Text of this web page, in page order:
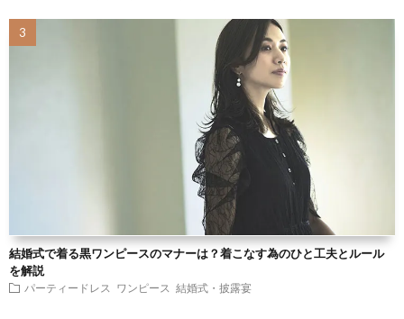
結婚式で着る黒ワンピースのマナーは？着こなす為のひと工夫とルール
を解説
パーティードレス ワンピース 結婚式・披露宴